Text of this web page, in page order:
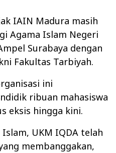
IAIN Madura masih
Agama Islam Negeri
Surabaya dengan
Fakultas Tarbiyah.
ini
ribuan mahasiswa
eksis hingga kini.
UKM IQDA telah
membanggakan,